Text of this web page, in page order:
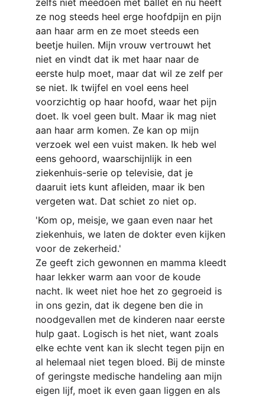
zelfs niet meedoen met ballet en nu heeft
ze nog steeds heel erge hoofdpijn en pijn
aan haar arm en ze moet steeds een
beetje huilen. Mijn vrouw vertrouwt het
niet en vindt dat ik met haar naar de
eerste hulp moet, maar dat wil ze zelf per
se niet. Ik twijfel en voel eens heel
voorzichtig op haar hoofd, waar het pijn
doet. Ik voel geen bult. Maar ik mag niet
aan haar arm komen. Ze kan op mijn
verzoek wel een vuist maken. Ik heb wel
eens gehoord, waarschijnlijk in een
ziekenhuis-serie op televisie, dat je
daaruit iets kunt afleiden, maar ik ben
vergeten wat. Dat schiet zo niet op.
'Kom op, meisje, we gaan even naar het
ziekenhuis, we laten de dokter even kijken
voor de zekerheid.'
Ze geeft zich gewonnen en mamma kleedt
haar lekker warm aan voor de koude
nacht. Ik weet niet hoe het zo gegroeid is
in ons gezin, dat ik degene ben die in
noodgevallen met de kinderen naar eerste
hulp gaat. Logisch is het niet, want zoals
elke echte vent kan ik slecht tegen pijn en
al helemaal niet tegen bloed. Bij de minste
of geringste medische handeling aan mijn
eigen lijf, moet ik even gaan liggen en als